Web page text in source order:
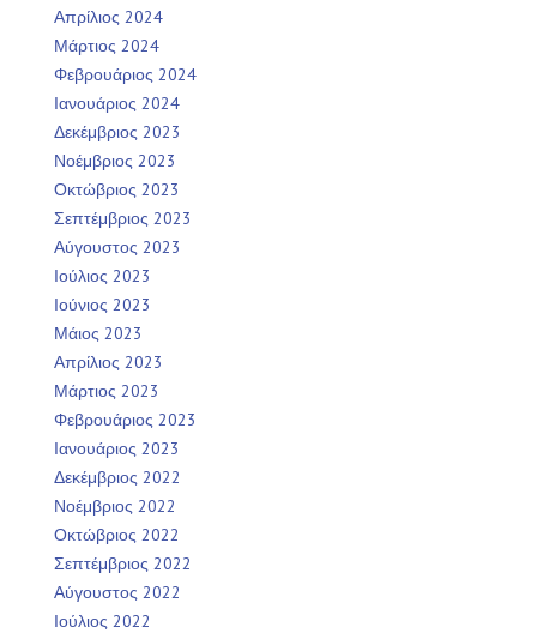
Απρίλιος 2024
Μάρτιος 2024
Φεβρουάριος 2024
Ιανουάριος 2024
Δεκέμβριος 2023
Νοέμβριος 2023
Οκτώβριος 2023
Σεπτέμβριος 2023
Αύγουστος 2023
Ιούλιος 2023
Ιούνιος 2023
Μάιος 2023
Απρίλιος 2023
Μάρτιος 2023
Φεβρουάριος 2023
Ιανουάριος 2023
Δεκέμβριος 2022
Νοέμβριος 2022
Οκτώβριος 2022
Σεπτέμβριος 2022
Αύγουστος 2022
Ιούλιος 2022